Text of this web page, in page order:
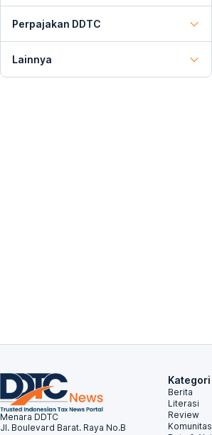
Perpajakan DDTC
Lainnya
Menara DDTC
Jl. Boulevard Barat. Raya No.B
Kategori
Berita
Literasi
Review
Komunitas